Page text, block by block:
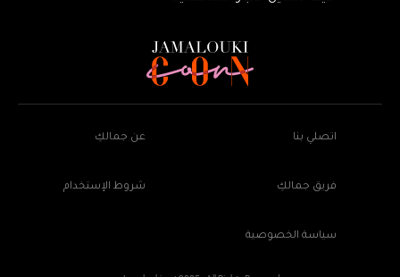
اتصلي بنا عن جمالكِ
فريق جمالكِ شروط الإستخدام
سياسة الخصوصية